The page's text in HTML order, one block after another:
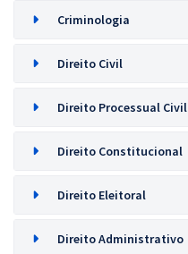
Criminologia
Direito Civil
Direito Processual Civil
Direito Constitucional
Direito Eleitoral
Direito Administrativo